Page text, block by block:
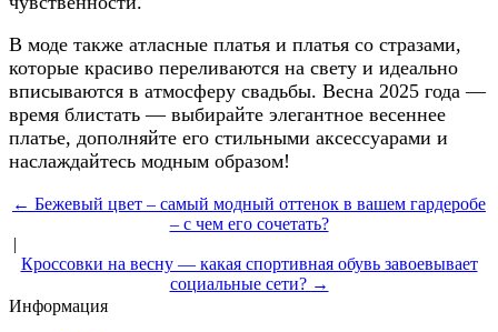
В моде также атласные платья и платья со стразами,
которые красиво переливаются на свету и идеально
вписываются в атмосферу свадьбы. Весна 2025 года —
время блистать — выбирайте элегантное весеннее
платье, дополняйте его стильными аксессуарами и
наслаждайтесь модным образом!
← Бежевый цвет – самый модный оттенок в вашем гардеробе
– с чем его сочетать?
|
Кроссовки на весну — какая спортивная обувь завоевывает
социальные сети? →
Информация